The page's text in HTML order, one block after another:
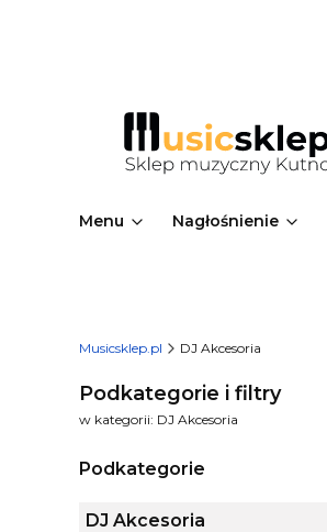
Menu Nagłośnienie
Musicsklep.pl DJ Akcesoria
Podkategorie i filtry
w kategorii: DJ Akcesoria
Podkategorie
DJ Akcesoria